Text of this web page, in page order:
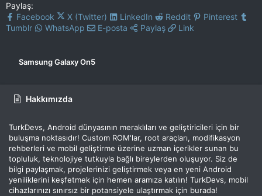
rPaylaş:
Facebook
X (Twitter) LinkedIn Reddit
Pinterest
Tumblr
WhatsApp E-posta Paylaş Link
Samsung Galaxy On5
Hakkımızda
TurkDevs, Android dünyasının meraklıları ve geliştiricileri için bir
buluşma noktasıdır! Custom ROM'lar, root araçları, modifikasyon
rehberleri ve mobil geliştirme üzerine uzman içerikler sunan bu
topluluk, teknolojiye tutkuyla bağlı bireylerden oluşuyor. Siz de
bilgi paylaşmak, projelerinizi geliştirmek veya en yeni Android
yeniliklerini keşfetmek için hemen aramıza katılın! TurkDevs, mobil
cihazlarınızı sınırsız bir potansiyele ulaştırmak için burada!